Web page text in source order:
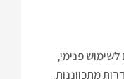
לשימוש פנימי,
מתכווננות.